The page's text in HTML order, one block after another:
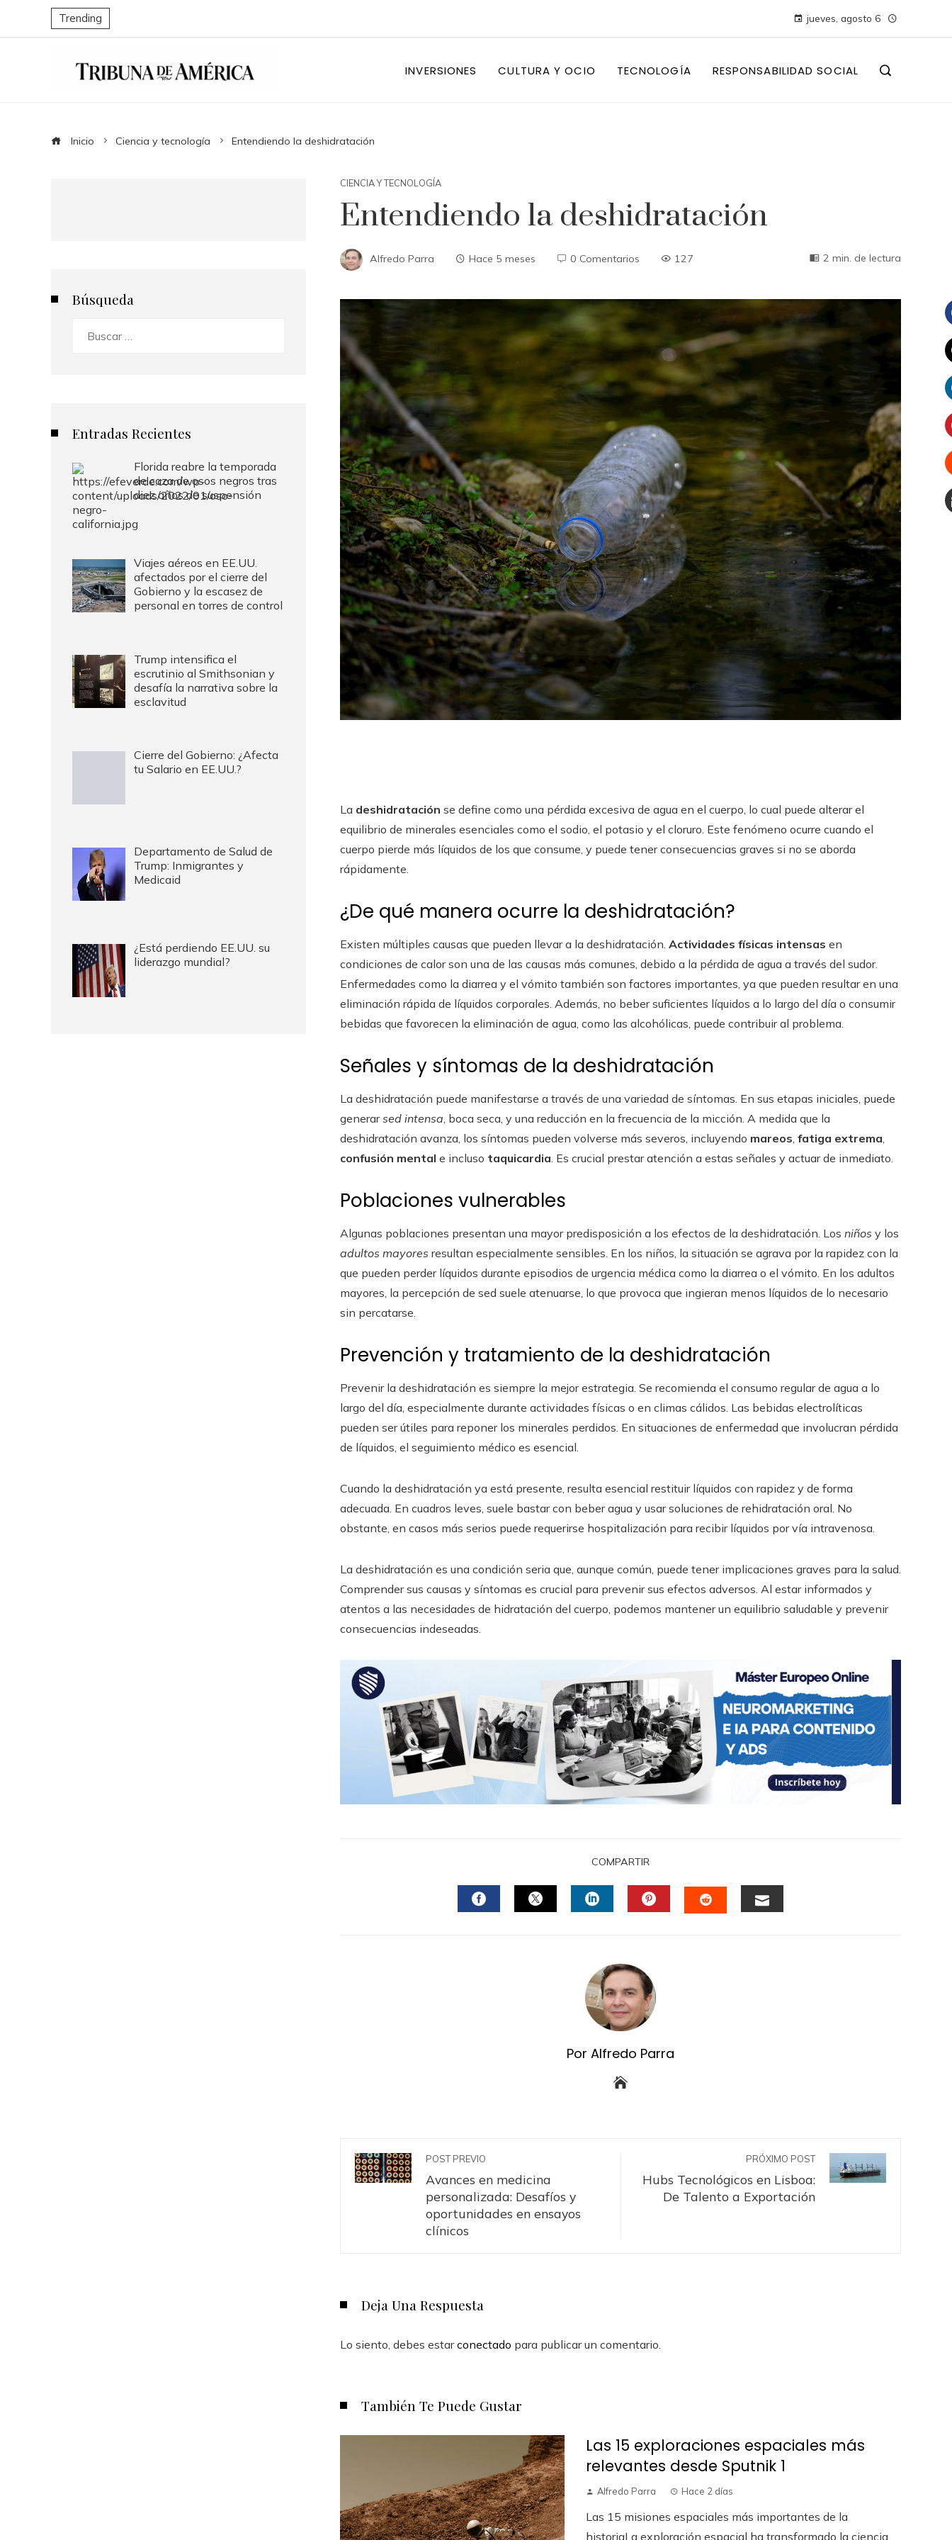
Trending jueves, agosto 6
INVERSIONES CULTURA Y OCIO TECNOLOGÍA RESPONSABILIDAD SOCIAL
Inicio Ciencia y tecnología Entendiendo la deshidratación
CIENCIA Y TECNOLOGÍA
Entendiendo la deshidratación
Alfredo Parra Hace 5 meses 0 Comentarios 127 2 min. de lectura
La deshidratación se define como una pérdida excesiva de agua en el cuerpo, lo cual puede alterar el
equilibrio de minerales esenciales como el sodio, el potasio y el cloruro. Este fenómeno ocurre cuando el
cuerpo pierde más líquidos de los que consume, y puede tener consecuencias graves si no se aborda
rápidamente.
¿De qué manera ocurre la deshidratación?
Existen múltiples causas que pueden llevar a la deshidratación. Actividades físicas intensas en
condiciones de calor son una de las causas más comunes, debido a la pérdida de agua a través del sudor.
Enfermedades como la diarrea y el vómito también son factores importantes, ya que pueden resultar en una
eliminación rápida de líquidos corporales. Además, no beber suficientes líquidos a lo largo del día o consumir
bebidas que favorecen la eliminación de agua, como las alcohólicas, puede contribuir al problema.
Señales y síntomas de la deshidratación
La deshidratación puede manifestarse a través de una variedad de síntomas. En sus etapas iniciales, puede
generarsed intensa , boca seca, y una reducción en la frecuencia de la micción. A medida que la
deshidratación avanza, los síntomas pueden volverse más severos, incluyendo mareos fatiga extrema
confusión mental e incluso taquicardia . Es crucial prestar atención a estas señales y actuar de inmediato.
Poblaciones vulnerables
Algunas poblaciones presentan una mayor predisposición a los efectos de la deshidratación. Los niños y los
adultos mayores resultan especialmente sensibles. En los niños, la situación se agrava por la rapidez con la
que pueden perder líquidos durante episodios de urgencia médica como la diarrea o el vómito. En los adultos
mayores, la percepción de sed suele atenuarse, lo que provoca que ingieran menos líquidos de lo necesario
sin percatarse.
Prevención y tratamiento de la deshidratación
Prevenir la deshidratación es siempre la mejor estrategia. Se recomienda el consumo regular de agua a lo
largo del día, especialmente durante actividades físicas o en climas cálidos. Las bebidas electrolíticas
pueden ser útiles para reponer los minerales perdidos. En situaciones de enfermedad que involucran pérdida
de líquidos, el seguimiento médico es esencial.
Cuando la deshidratación ya está presente, resulta esencial restituir líquidos con rapidez y de forma
adecuada. En cuadros leves, suele bastar con beber agua y usar soluciones de rehidratación oral. No
obstante, en casos más serios puede requerirse hospitalización para recibir líquidos por vía intravenosa.
La deshidratación es una condición seria que, aunque común, puede tener implicaciones graves para la salud.
Comprender sus causas y síntomas es crucial para prevenir sus efectos adversos. Al estar informados y
atentos a las necesidades de hidratación del cuerpo, podemos mantener un equilibrio saludable y prevenir
consecuencias indeseadas.
COMPARTIR
Por Alfredo Parra
POST PREVIO
Avances en medicina
personalizada: Desafíos y
oportunidades en ensayos
clínicos
PRÓXIMO POST
Hubs Tecnológicos en Lisboa:
De Talento a Exportación
Deja Una Respuesta
Lo siento, debes estarconectado para publicar un comentario.
También Te Puede Gustar
Las 15 exploraciones espaciales más
relevantes desde Sputnik 1
Alfredo Parra Hace 2 días
Las 15 misiones espaciales más importantes de la
historiaLa exploración espacial ha transformado la ciencia,
Búsqueda
Entradas Recientes
Florida reabre la temporada
de caza de osos negros tras
diez años de suspensión
Viajes aéreos en EE.UU.
afectados por el cierre del
Gobierno y la escasez de
personal en torres de control
Trump intensifica el
escrutinio al Smithsonian y
desafía la narrativa sobre la
esclavitud
Cierre del Gobierno: ¿Afecta
tu Salario en EE.UU.?
Departamento de Salud de
Trump: Inmigrantes y
Medicaid
¿Está perdiendo EE.UU. su
liderazgo mundial?